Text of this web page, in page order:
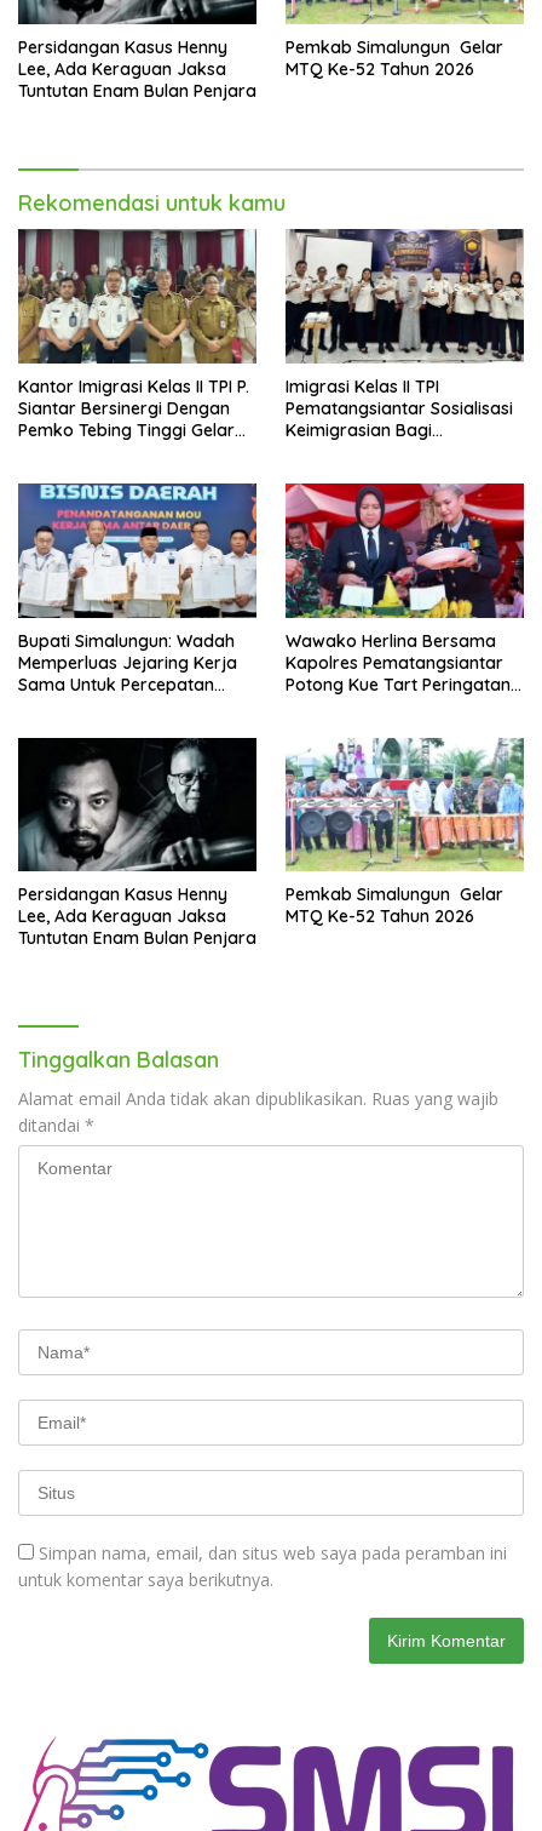
Persidangan Kasus Henny
Lee, Ada Keraguan Jaksa
Tuntutan Enam Bulan Penjara
Pemkab Simalungun Gelar
MTQ Ke-52 Tahun 2026
Rekomendasi untuk kamu
Kantor Imigrasi Kelas II TPI P.
Siantar Bersinergi Dengan
Pemko Tebing Tinggi Gelar
Imigrasi Kelas II TPI
Pematangsiantar Sosialisasi
Keimigrasian Bagi
Bupati Simalungun: Wadah
Memperluas Jejaring Kerja
Sama Untuk Percepatan
Wawako Herlina Bersama
Kapolres Pematangsiantar
Potong Kue Tart Peringatan
Persidangan Kasus Henny
Lee, Ada Keraguan Jaksa
Tuntutan Enam Bulan Penjara
Pemkab Simalungun Gelar
MTQ Ke-52 Tahun 2026
Tinggalkan Balasan
Alamat email Anda tidak akan dipublikasikan. Ruas yang wajib
ditandai *
Simpan nama, email, dan situs web saya pada peramban ini
untuk komentar saya berikutnya.